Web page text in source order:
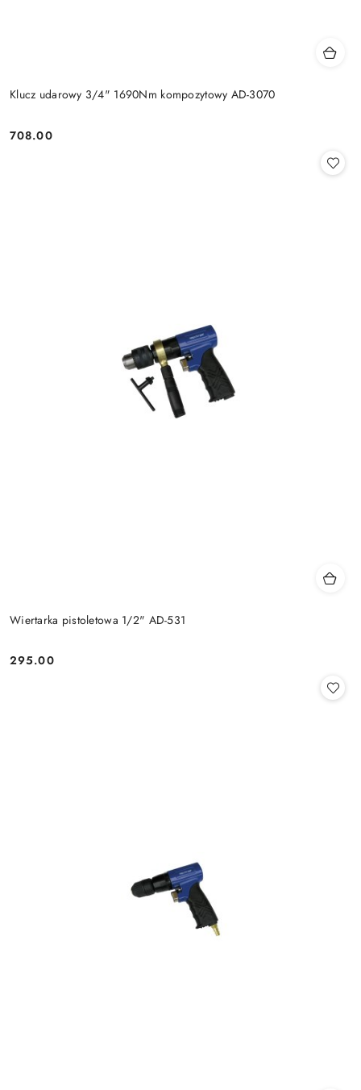
Klucz udarowy 3/4" 1690Nm kompozytowy AD-3070
Cena:
708.00
Wiertarka pistoletowa 1/2" AD-531
Cena:
295.00